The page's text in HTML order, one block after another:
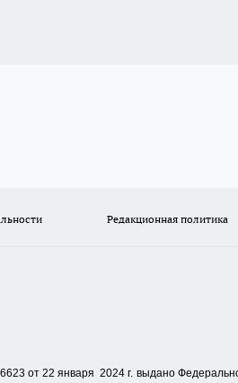
Редакционная политика
от 22 января 2024 г. выдано